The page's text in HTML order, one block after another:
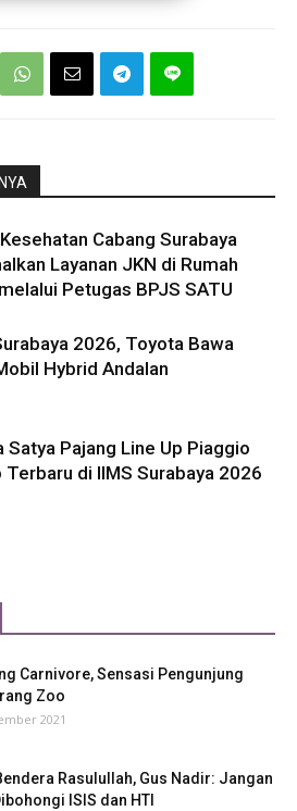
Cabang Surabaya
Layanan JKN di Rumah
Petugas BPJS SATU
2026, Toyota Bawa
Hybrid Andalan
Satya Pajang Line Up Piaggio
Terbaru di IIMS Surabaya 2026
Carnivore, Sensasi Pengunjung
Zoo
2021
Rasulullah, Gus Nadir: Jangan
ISIS dan HTI